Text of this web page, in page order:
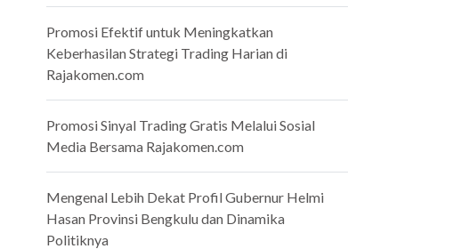
Promosi Efektif untuk Meningkatkan
Keberhasilan Strategi Trading Harian di
Rajakomen.com
Promosi Sinyal Trading Gratis Melalui Sosial
Media Bersama Rajakomen.com
Mengenal Lebih Dekat Profil Gubernur Helmi
Hasan Provinsi Bengkulu dan Dinamika
Politiknya